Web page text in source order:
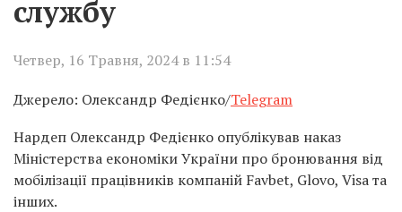
службу
Четвер, 16 Травня, 2024 в 11:54
Джерело: Олександр Федієнко/Telegram
Нардеп Олександр Федієнко опублікував наказ
Міністерства економіки України про бронювання від
мобілізації працівників компаній Favbet, Glovo, Visa та
інших.